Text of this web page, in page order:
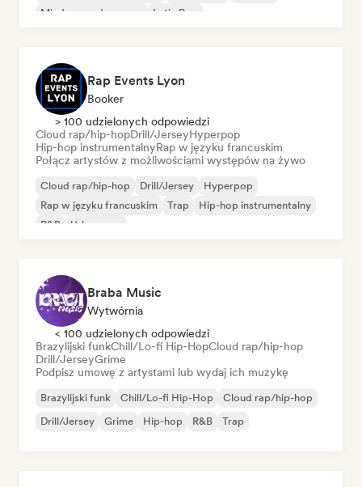
Międzynarodowy rap
Latin Pop
Rap Events Lyon
Booker
> 100 udzielonych odpowiedzi
Cloud rap/hip-hopDrill/JerseyHyperpop
Hip-hop instrumentalnyRap w języku francuskim
Połącz artystów z możliwościami występów na żywo
Cloud rap/hip-hop Drill/Jersey
Hyperpop
Rap w języku francuskim
Trap
Hip-hop instrumentalny
R&B
Urban pop
Braba Music
Wytwórnia
< 100 udzielonych odpowiedzi
Brazylijski funkChill/Lo-fi Hip-HopCloud rap/hip-hop
Drill/JerseyGrime
Podpisz umowę z artystami lub wydaj ich muzykę
Brazylijski funk Chill/Lo-fi Hip-Hop
Cloud rap/hip-hop
Drill/Jersey
Grime Hip-hop R&B Trap